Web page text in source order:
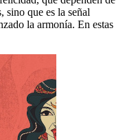
sino que es la señal
la armonía. En estas